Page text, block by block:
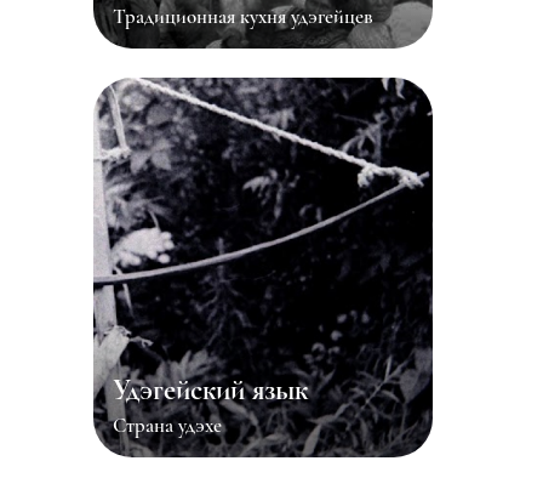
Традиционная кухня удэгейцев
Удэгейский язык
Страна удэхе